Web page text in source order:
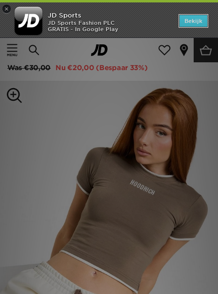
×
JD Sports
JD Sports Fashion PLC
GRATIS - In Google Play
Bekijk
Thuis
Dames Dameskleding Tops
Hoodrich Cove Layer T-Shirt
Was€30,00 Nu €20,00 (Bespaar 33%)
Home
Offers
Dames
Vind een winkel
Bestelling traceren